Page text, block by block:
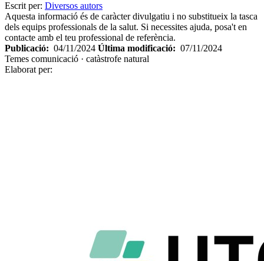
Escrit per: Diversos autors
Aquesta informació és de caràcter divulgatiu i no substitueix la tasca
dels equips professionals de la salut. Si necessites ajuda, posa't en
contacte amb el teu professional de referència.
Publicació: 04/11/2024 Última modificació: 07/11/2024
Temes comunicació · catàstrofe natural
Elaborat per: